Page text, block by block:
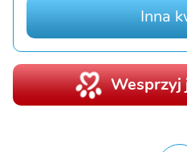
Inna
Wesprzyj